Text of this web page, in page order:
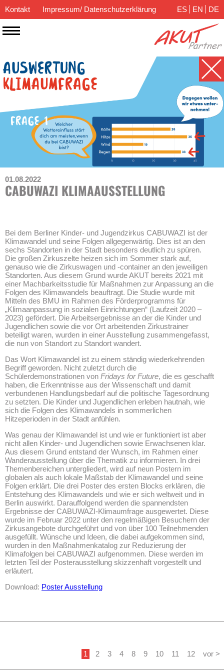
Kontakt Impressum/ Datenschutzerklärung ES EN DE
01.08.2022
CABUWAZI KLIMAAUSSTELLUNG
Bei dem Berliner Kinder- und Jugendzirkus CABUWAZI ist der
Klimawandel und seine Folgen allgegenwärtig. Dies ist an den
sechs Standorten in der Stadt besonders deutlich zu spüren.
Die großen Zirkuszelte heizen sich im Sommer stark auf,
genauso wie die Zirkuswagen und -container an den jeweiligen
Standorten. Aus diesem Grund wurde AKUT bereits 2021 mit
einer Machbarkeitsstudie für Maßnahmen zur Anpassung an die
Folgen des Klimawandels beauftragt. Die Studie wurde mit
Mitteln des BMU im Rahmen des Förderprogramms für
„Klimaanpassung in sozialen Einrichtungen“ (Laufzeit 2020 –
2023) gefördert. Die Arbeitsergebnisse an der die Kinder und
Jugendlichen sowie die vor Ort arbeitenden Zirkustrainer
beteiligt waren, wurden in einer Ausstellung zusammengefasst,
die nun von Standort zu Standort wandert.
Das Wort Klimawandel ist zu einem ständig wiederkehrenden
Begriff geworden. Nicht zuletzt durch die
Schülerdemonstrationen von Fridays for Future, die es geschafft
haben, die Erkenntnisse aus der Wissenschaft und damit
verbundenen Handlungsbedarf auf die politische Tagesordnung
zu setzten. Die Kinder und Jugendlichen erleben hautnah, wie
sich die Folgen des Klimawandels in sommerlichen
Hitzeperioden in der Stadt anfühlen.
Was genau der Klimawandel ist und wie er funktioniert ist aber
nicht allen Kinder- und Jugendlichen sowie Erwachsenen klar.
Aus diesem Grund entstand der Wunsch, im Rahmen einer
Wanderausstellung über die Thematik zu informieren. In drei
Themenbereichen untergliedert, wird auf neun Postern im
globalen als auch lokale Maßstab der Klimawandel und seine
Folgen erklärt. Die drei Poster des ersten Blocks erklären, die
Entstehung des Klimawandels und wie er sich weltweit und in
Berlin auswirkt. Darauffolgend werden die spannendsten
Ergebnisse der CABUWAZI-Klimaumfrage ausgewertet. Diese
wurde im Februar 2022 unter den regelmäßigen Besuchern der
Zirkusangebote durchgeführt und von über 100 Teilnehmenden
ausgefüllt. Wünsche und Ideen, die dabei aufgekommen sind,
wurden in den Maßnahmenkatalog zur Reduzierung der
Klimafolgen bei CABUWAZI aufgenommen. Diese werden im
letzten Teil der Posterausstellung skizzenhaft vorgestellt und
erläutert.
Download: Poster Ausstellung
1 2 3 4 8 9 10 11 12 vor >